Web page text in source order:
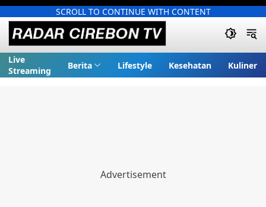
SCROLL TO CONTINUE WITH CONTENT
Live
Streaming
Berita Lifestyle Kesehatan Kuliner